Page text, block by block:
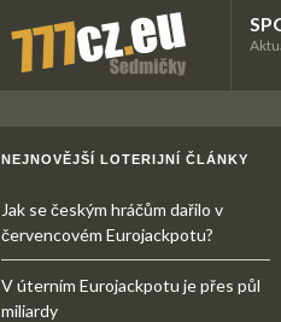
NEJNOVĚJŠÍ LOTERIJNÍ ČLÁNKY
Jak se českým hráčům dařilo v
červencovém Eurojackpotu?
V úterním Eurojackpotu je přes půl
miliardy